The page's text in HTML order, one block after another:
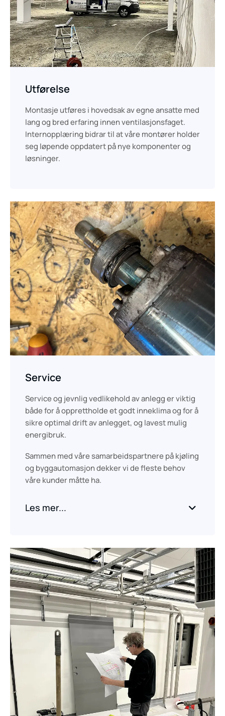
Utførelse
Montasje utføres i hovedsak av egne ansatte med
lang og bred erfaring innen ventilasjonsfaget.
Internopplæring bidrar til at våre montører holder
seg løpende oppdatert på nye komponenter og
løsninger.
Service
Service og jevnlig vedlikehold av anlegg er viktig
både for å opprettholde et godt inneklima og for å
sikre optimal drift av anlegget, og lavest mulig
energibruk.
Sammen med våre samarbeidspartnere på kjøling
og byggautomasjon dekker vi de fleste behov
våre kunder måtte ha.
Les mer...